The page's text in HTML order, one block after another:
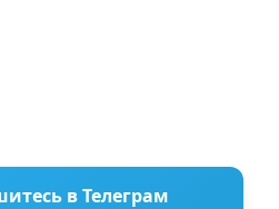
в Телеграм